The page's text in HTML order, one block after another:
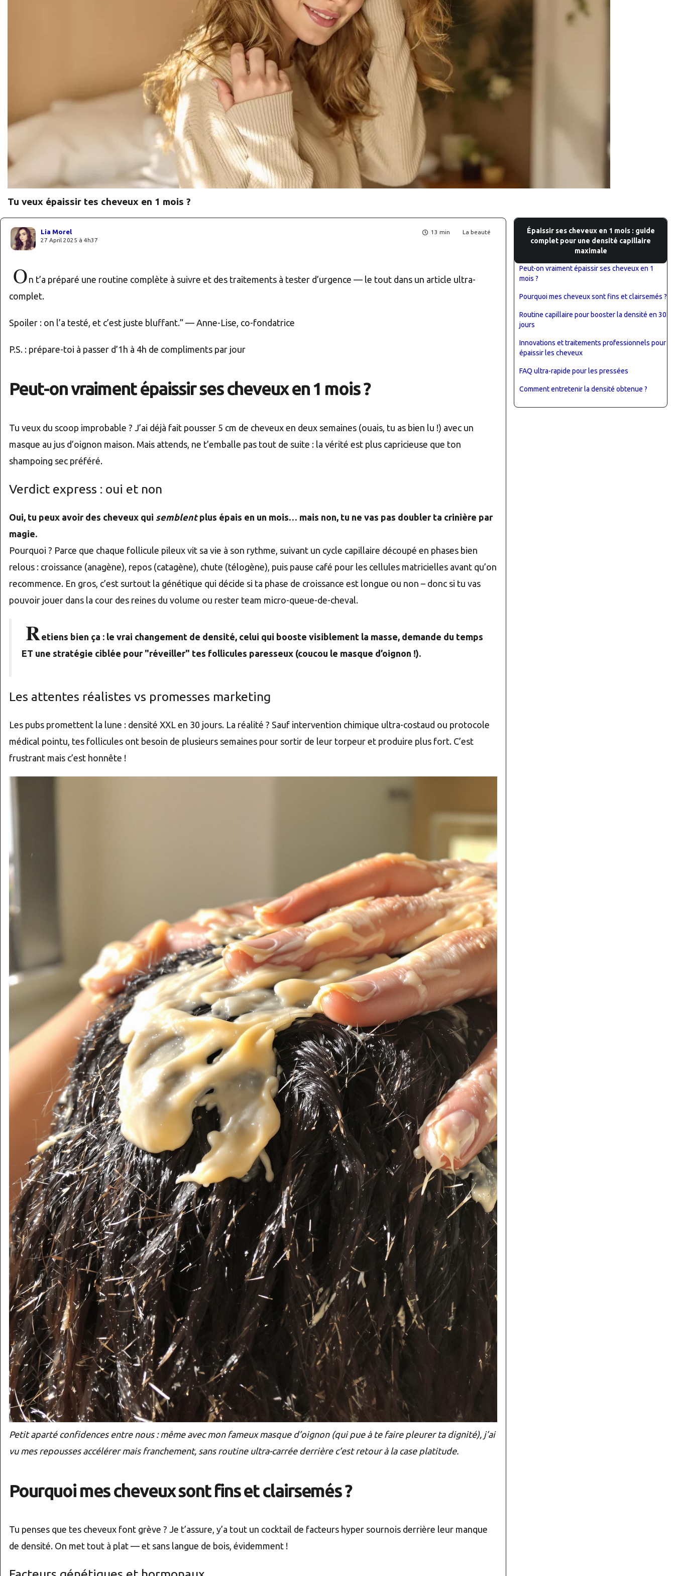
Tu veux épaissir tes cheveux en 1 mois ?
13 min La beauté
Lia Morel
27 April 2025 à 4h37
O n t’a préparé une routine complète à suivre et des traitements à tester d’urgence — le tout dans un article ultra-
complet.
Spoiler : on l’a testé, et c’est juste bluffant.” — Anne-Lise, co-fondatrice
P.S. : prépare-toi à passer d’1h à 4h de compliments par jour
Peut-on vraiment épaissir ses cheveux en 1 mois ?
Tu veux du scoop improbable ? J’ai déjà fait pousser 5 cm de cheveux en deux semaines (ouais, tu as bien lu !) avec un
masque au jus d’oignon maison. Mais attends, ne t’emballe pas tout de suite : la vérité est plus capricieuse que ton
shampoing sec préféré.
Verdict express : oui et non
Oui, tu peux avoir des cheveux qui semblentplus épais en un mois… mais non, tu ne vas pas doubler ta crinière par
magie.
Pourquoi ? Parce que chaque follicule pileux vit sa vie à son rythme, suivant un cycle capillaire découpé en phases bien
relous : croissance (anagène), repos (catagène), chute (télogène), puis pause café pour les cellules matricielles avant qu’on
recommence. En gros, c’est surtout la génétique qui décide si ta phase de croissance est longue ou non – donc si tu vas
pouvoir jouer dans la cour des reines du volume ou rester team micro-queue-de-cheval.
Retiens bien ça : le vrai changement de densité, celui qui booste visiblement la masse, demande du temps
ET une stratégie ciblée pour "réveiller" tes follicules paresseux (coucou le masque d’oignon !).
Les attentes réalistes vs promesses marketing
Les pubs promettent la lune : densité XXL en 30 jours. La réalité ? Sauf intervention chimique ultra-costaud ou protocole
médical pointu, tes follicules ont besoin de plusieurs semaines pour sortir de leur torpeur et produire plus fort. C’est
frustrant mais c’est honnête !
Petit aparté confidences entre nous : même avec mon fameux masque d’oignon (qui pue à te faire pleurer ta dignité), j’ai
vu mes repousses accélérer mais franchement, sans routine ultra-carrée derrière c’est retour à la case platitude.
Pourquoi mes cheveux sont fins et clairsemés ?
Tu penses que tes cheveux font grève ? Je t’assure, y’a tout un cocktail de facteurs hyper sournois derrière leur manque
de densité. On met tout à plat — et sans langue de bois, évidemment !
Épaissir ses cheveux en 1 mois : guide
complet pour une densité capillaire
maximale
Peut-on vraiment épaissir ses cheveux en 1
mois ?
Pourquoi mes cheveux sont fins et clairsemés ?
Routine capillaire pour booster la densité en 30
jours
Innovations et traitements professionnels pour
épaissir les cheveux
FAQ ultra-rapide pour les pressées
Comment entretenir la densité obtenue ?